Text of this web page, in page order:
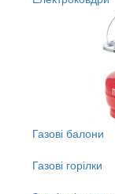
Газові балони
Газові горілки